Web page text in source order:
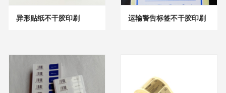
异形贴纸不干胶印刷 运输警告标签不干胶印刷